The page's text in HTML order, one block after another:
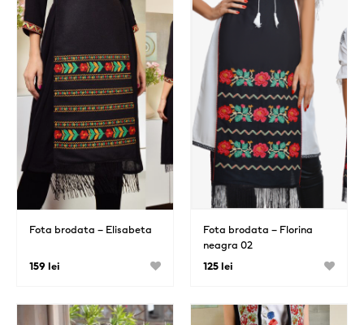
Fota brodata – Elisabeta
159 lei
Fota brodata – Florina
neagra 02
125 lei